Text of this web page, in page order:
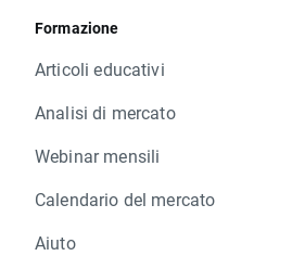
Formazione
Articoli educativi
Analisi di mercato
Webinar mensili
Calendario del mercato
Aiuto